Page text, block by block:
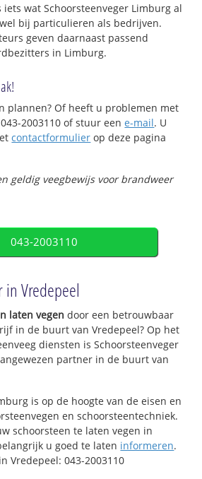
iets wat Schoorsteenveger Limburg al
bij particulieren als bedrijven.
geven daarnaast passend
in Limburg.
plannen? Of heeft u problemen met
2003110 of stuur eene-mail. U
contactformulier op deze pagina
geldig veegbewijs voor brandweer
043-2003110
in Vredepeel
laten vegen door een betrouwbaar
in de buurt van Vredepeel? Op het
diensten is Schoorsteenveger
partner in de buurt van
is op de hoogte van de eisen en
en schoorsteentechniek.
schoorsteen te laten vegen in
u goed te laten informeren.
Vredepeel: 043-2003110